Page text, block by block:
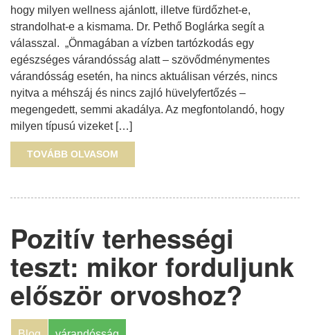
hogy milyen wellness ajánlott, illetve fürdőzhet-e,
strandolhat-e a kismama. Dr. Pethő Boglárka segít a
válasszal. „Önmagában a vízben tartózkodás egy
egészséges várandósság alatt – szövődménymentes
várandósság esetén, ha nincs aktuálisan vérzés, nincs
nyitva a méhszáj és nincs zajló hüvelyfertőzés –
megengedett, semmi akadálya. Az megfontolandó, hogy
milyen típusú vizeket […]
TOVÁBB OLVASOM
Pozitív terhességi
teszt: mikor forduljunk
először orvoshoz?